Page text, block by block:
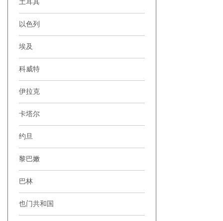
土耳其
以色列
埃及
科威特
伊拉克
卡塔尔
约旦
黎巴嫩
巴林
也门共和国